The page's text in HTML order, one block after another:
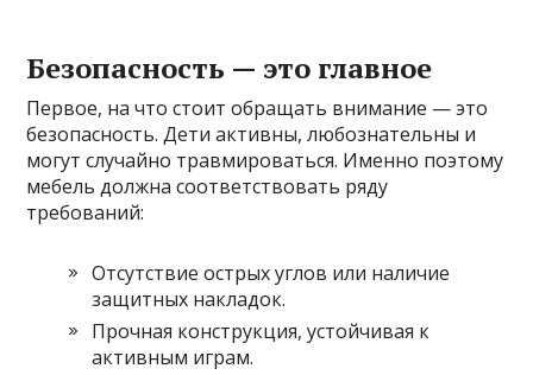
Безопасность — это главное
Первое, на что стоит обращать внимание — это
безопасность. Дети активны, любознательны и
могут случайно травмироваться. Именно поэтому
мебель должна соответствовать ряду
требований:
Отсутствие острых углов или наличие
защитных накладок.
Прочная конструкция, устойчивая к
активным играм.